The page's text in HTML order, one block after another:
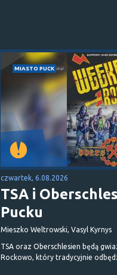
MIASTO PUCK
czwartek, 6.08.2026
TSA i
Pucku
Mieszko Weltrowski, Vasyl Kyrnys
TSA oraz Oberschlesien będą
Rockowo, który tradycyjnie